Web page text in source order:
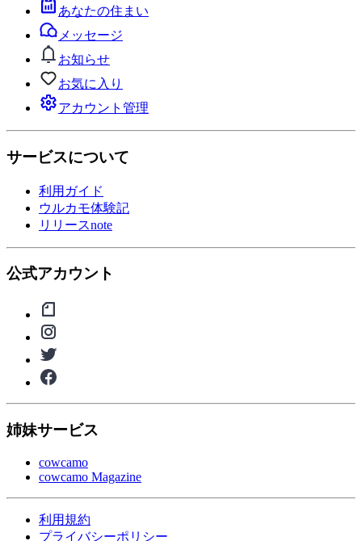
あなたの住まい
メッセージ
お知らせ
お気に入り
アカウント管理
サービスについて
利用ガイド
ウルカモ体験記
リリースnote
公式アカウント
姉妹サービス
cowcamo
cowcamo Magazine
利用規約
プライバシーポリシー